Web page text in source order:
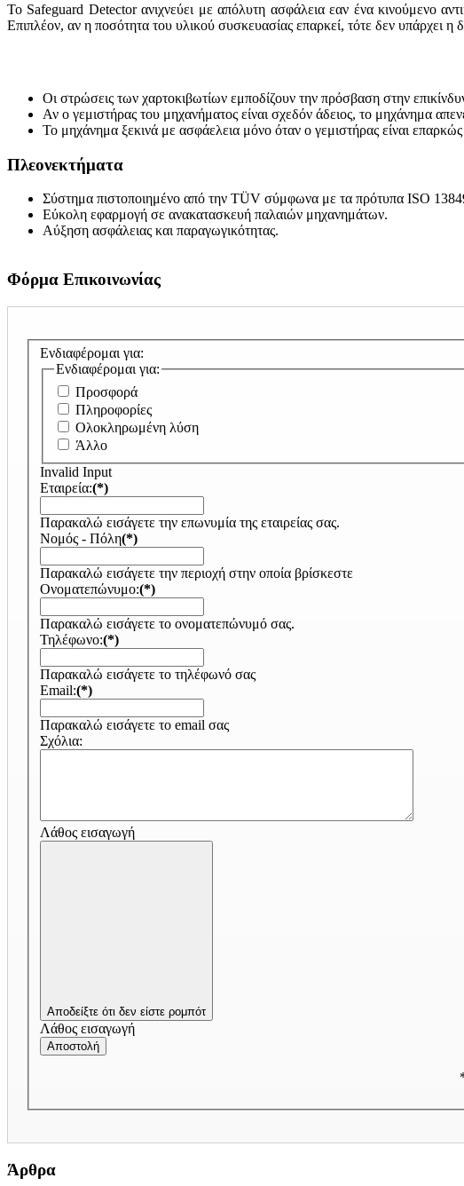
Το Safeguard Detector ανιχνεύει με απόλυτη ασφάλεια εαν ένα κινούμενο
Επιπλέον, αν η ποσότητα του υλικού συσκευασίας επαρκεί, τότε δεν υπάρχει η
Οι στρώσεις των χαρτοκιβωτίων εμποδίζουν την πρόσβαση στην
Αν ο γεμιστήρας του μηχανήματος είναι σχεδόν άδειος, το μηχάνημα
Το μηχάνημα ξεκινά με ασφάελεια μόνο όταν ο γεμιστήρας είναι
Πλεονεκτήματα
Σύστημα πιστοποιημένο από την TÜV σύμφωνα με τα πρότυπα ISO
Eύκολη εφαρμογή σε ανακατασκευή παλαιών μηχανημάτων.
Αύξηση ασφάλειας και παραγωγικότητας.
Φόρμα Επικοινωνίας
Ενδιαφέρομαι για:
Ενδιαφέρομαι για:
Προσφορά
Πληροφορίες
Ολοκληρωμένη λύση
Άλλο
Invalid Input
Εταιρεία:(*)
Παρακαλώ εισάγετε την επωνυμία της εταιρείας σας.
Νομός - Πόλη(*)
Παρακαλώ εισάγετε την περιοχή στην οποία βρίσκεστε
Ονοματεπώνυμο:(*)
Παρακαλώ εισάγετε το ονοματεπώνυμό σας.
Τηλέφωνο:(*)
Παρακαλώ εισάγετε το τηλέφωνό σας
Email:(*)
Παρακαλώ εισάγετε το email σας
Σχόλια:
Λάθος εισαγωγή
Αποδείξτε ότι δεν είστε ρομπότ
Λάθος εισαγωγή
Αποστολή
Άρθρα